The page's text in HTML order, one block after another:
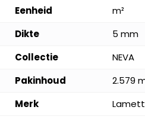
Eenheid
m²
Dikte
5 mm
Collectie
NEVA
Pakinhoud
2.579
Merk
Lamett